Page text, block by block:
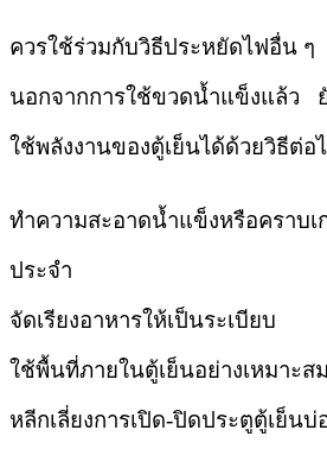
ควรใช้ร่วมกับวิธีประหยัดไฟอื่น ๆ
นอกจากการใช้ขวดน้ำแข็งแล้ว
ใช้พลังงานของตู้เย็นได้ด้วยวิธีต่อ
ทำความสะอาดน้ำแข็งหรือคราบเ
ประจำ
จัดเรียงอาหารให้เป็นระเบียบ
ใช้พื้นที่ภายในตู้เย็นอย่างเหมาะสม
หลีกเลี่ยงการเปิด-ปิดประตูตู้เย็นบ่